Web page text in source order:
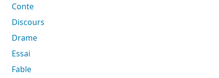
Conte
Discours
Drame
Essai
Fable